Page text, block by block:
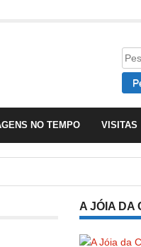
por:
NO TEMPO VISITAS
A JÓIA DA